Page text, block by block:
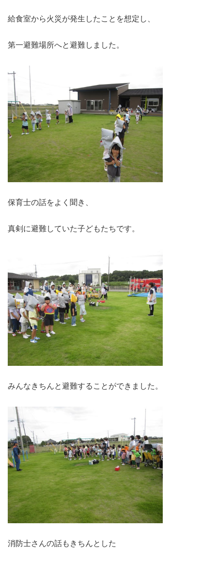
給食室から火災が発生したことを想定し、
第一避難場所へと避難しました。
保育士の話をよく聞き、
真剣に避難していた子どもたちです。
みんなきちんと避難することができました。
消防士さんの話もきちんとした